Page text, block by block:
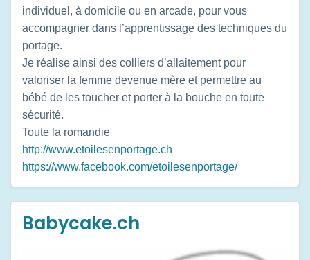
individuel, à domicile ou en arcade, pour vous
accompagner dans l’apprentissage des techniques du
portage.
Je réalise ainsi des colliers d’allaitement pour
valoriser la femme devenue mère et permettre au
bébé de les toucher et porter à la bouche en toute
sécurité.
Toute la romandie
http://www.etoilesenportage.ch
https://www.facebook.com/etoilesenportage/
Babycake.ch